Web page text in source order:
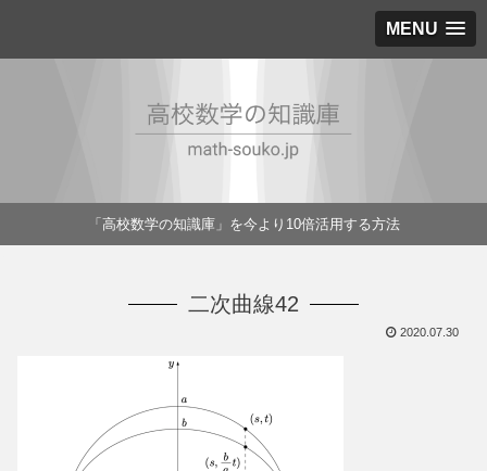
MENU
「高校数学の知識庫」を今より10倍活用する方法
二次曲線42
2020.07.30